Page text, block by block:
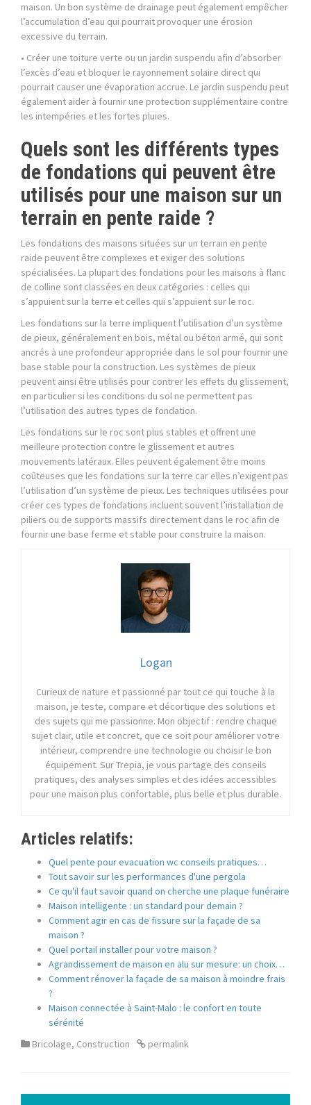
maison. Un bon système de drainage peut également empêcher
l’accumulation d’eau qui pourrait provoquer une érosion
excessive du terrain.
• Créer une toiture verte ou un jardin suspendu afin d’absorber
l’excès d’eau et bloquer le rayonnement solaire direct qui
pourrait causer une évaporation accrue. Le jardin suspendu peut
également aider à fournir une protection supplémentaire contre
les intempéries et les fortes pluies.
Quels sont les différents types
de fondations qui peuvent être
utilisés pour une maison sur un
terrain en pente raide ?
Les fondations des maisons situées sur un terrain en pente
raide peuvent être complexes et exiger des solutions
spécialisées. La plupart des fondations pour les maisons à flanc
de colline sont classées en deux catégories : celles qui
s’appuient sur la terre et celles qui s’appuient sur le roc.
Les fondations sur la terre impliquent l’utilisation d’un système
de pieux, généralement en bois, métal ou béton armé, qui sont
ancrés à une profondeur appropriée dans le sol pour fournir une
base stable pour la construction. Les systèmes de pieux
peuvent ainsi être utilisés pour contrer les effets du glissement,
en particulier si les conditions du sol ne permettent pas
l’utilisation des autres types de fondation.
Les fondations sur le roc sont plus stables et offrent une
meilleure protection contre le glissement et autres
mouvements latéraux. Elles peuvent également être moins
coûteuses que les fondations sur la terre car elles n’exigent pas
l’utilisation d’un système de pieux. Les techniques utilisées pour
créer ces types de fondations incluent souvent l’installation de
piliers ou de supports massifs directement dans le roc afin de
fournir une base ferme et stable pour construire la maison.
Logan
Curieux de nature et passionné par tout ce qui touche à la
maison, je teste, compare et décortique des solutions et
des sujets qui me passionne. Mon objectif : rendre chaque
sujet clair, utile et concret, que ce soit pour améliorer votre
intérieur, comprendre une technologie ou choisir le bon
équipement. Sur Trepia, je vous partage des conseils
pratiques, des analyses simples et des idées accessibles
pour une maison plus confortable, plus belle et plus durable.
Articles relatifs:
Quel pente pour evacuation wc conseils pratiques…
Tout savoir sur les performances d'une pergola
Ce qu'il faut savoir quand on cherche une plaque funéraire
Maison intelligente : un standard pour demain ?
Comment agir en cas de fissure sur la façade de sa
maison ?
Quel portail installer pour votre maison ?
Agrandissement de maison en alu sur mesure: un choix…
Comment rénover la façade de sa maison à moindre frais
?
Maison connectée à Saint-Malo : le confort en toute
sérénité
Bricolage, Construction permalink